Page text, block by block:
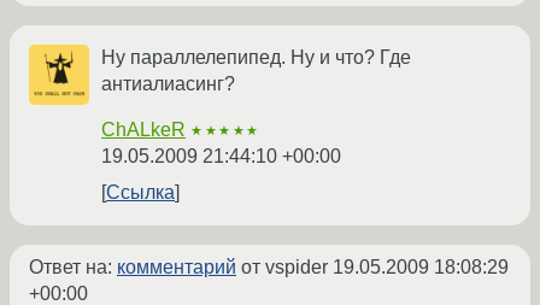
Ну параллелепипед. Ну и что? Где
антиалиасинг?
ChALkeR ★★★★★
19.05.2009 21:44:10 +00:00
Ссылка
Ответ на: комментарий от vspider 19.05.2009 18:08:29
+00:00